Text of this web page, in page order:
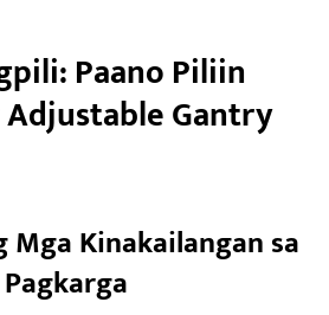
Paano Piliin
Gantry
Mga Kinakailangan sa